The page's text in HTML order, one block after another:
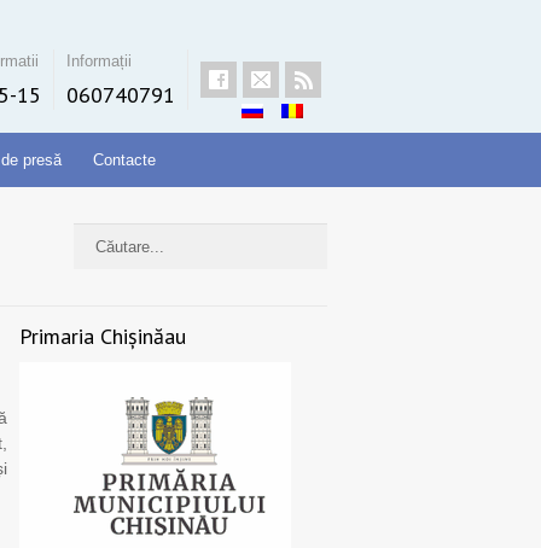
15
Informații
060740791
presă Contacte
Primaria Chișinăau